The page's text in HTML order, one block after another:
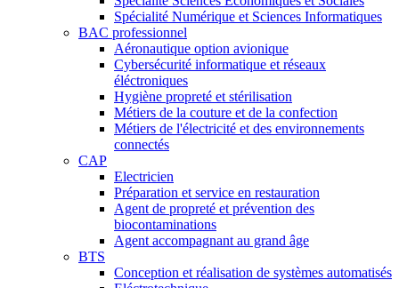
Spécialité Numérique et Sciences Informatiques
BAC professionnel
Aéronautique option avionique
Cybersécurité informatique et réseaux
éléctroniques
Hygiène propreté et stérilisation
Métiers de la couture et de la confection
Métiers de l'électricité et des environnements
connectés
CAP
Electricien
Préparation et service en restauration
Agent de propreté et prévention des
biocontaminations
Agent accompagnant au grand âge
BTS
Conception et réalisation de systèmes automatisés